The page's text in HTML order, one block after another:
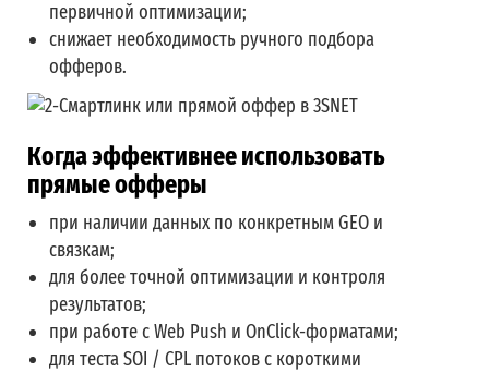
первичной оптимизации;
снижает необходимость ручного подбора
офферов.
Когда эффективнее использовать
прямые офферы
при наличии данных по конкретным GEO и
связкам;
для более точной оптимизации и контроля
результатов;
при работе с Web Push и OnClick-форматами;
для теста SOI / CPL потоков с короткими